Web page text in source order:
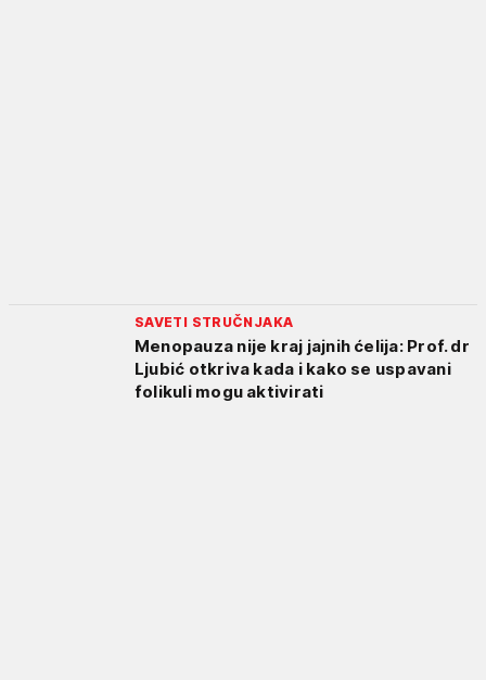
SAVETI STRUČNJAKA
Menopauza nije kraj jajnih ćelija: Prof. dr
Ljubić otkriva kada i kako se uspavani
folikuli mogu aktivirati